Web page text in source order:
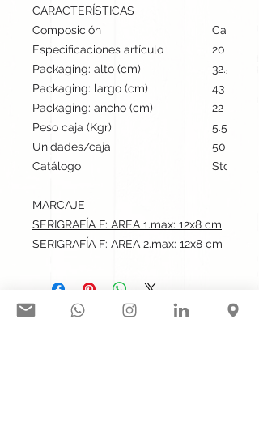
CARACTERÍSTICAS
Composición
Cartón
Especificaciones artículo
20 cm /
Packaging: alto (cm)
32.5
Packaging: largo (cm)
43
Packaging: ancho (cm)
22
Peso caja (Kgr)
5.5
Unidades/caja
50
Catálogo
Stock
MARCAJE
SERIGRAFÍA F: AREA 1.max: 12x8 cm
SERIGRAFÍA F: AREA 2.max: 12x8 cm